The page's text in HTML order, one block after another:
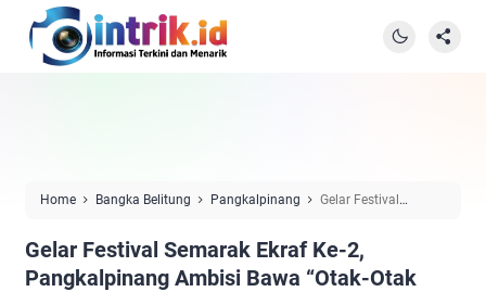
Home Bangka Belitung Pangkalpinang
Gelar Festival
Sedunia” Menusantara
Gelar Festival Semarak Ekraf Ke-2,
Pangkalpinang Ambisi Bawa “Otak-Otak